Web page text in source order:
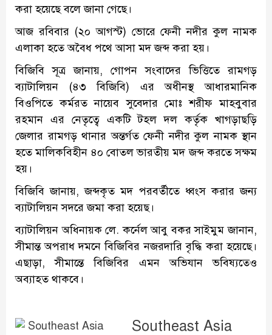
করা হয়েছে বলে জানা গেছে।
আজ রবিবার (২০ আগস্ট) ভোরে ফেনী নদীর কুল নামক
এলাকা হতে অবৈধ পথে আসা মদ জব্দ করা হয়।
বিজিবি সূত্র জানায়, গোপন সংবাদের ভিত্তিতে রামগড়
ব্যাটালিয়ন (৪৩ বিজিবি) এর অধীনস্থ আধারমানিক
বিওপিতে কর্মরত নায়েব সুবেদার মোঃ শরীফ মাহবুবার
রহমান এর নেতৃত্বে একটি টহল দল কর্তৃক খাগড়াছড়ি
জেলার রামগড় থানার অন্তর্গত ফেনী নদীর কুল নামক স্থান
হতে মালিকবিহীন ৪০ বোতল ভারতীয় মদ জব্দ করতে সক্ষম
হয়।
বিজিবি জানায়, জব্দকৃত মদ পরবর্তীতে ধ্বংস করার জন্য
ব্যাটালিয়ন সদরে জমা করা হয়েছ।
ব্যাটালিয়ন অধিনায়ক লে. কর্নেল আবু বকর সাইমুম জানান,
সীমান্ত অপরাধ দমনে বিজিবির নজরদারি বৃদ্ধি করা হয়েছে।
এছাড়া, সীমান্তে বিজিবির এমন অভিযান ভবিষ্যতেও
অব্যাহত থাকবে।
Southeast Asia